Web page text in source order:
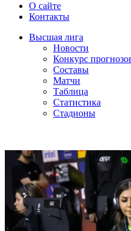
О сайте
Контакты
Высшая лига
Новости
Конкурс
Составы
Матчи
Таблица
Статистика
Стадионы